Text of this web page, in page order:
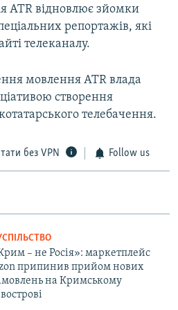
АТR відновлює зйомки
репортажів, які
телеканалу.
мовлення ATR влада
створення
телебачення.
без VPN Follow us
– не Росія»: маркетплейс
припинив прийом нових
на Кримському